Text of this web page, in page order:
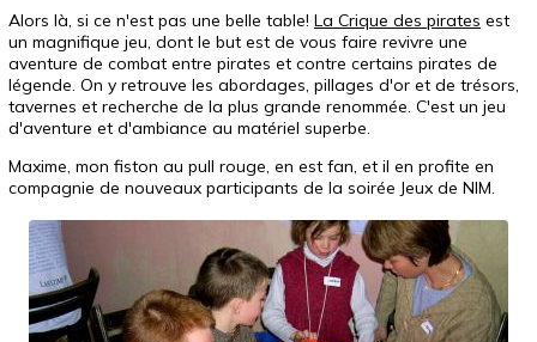
Alors là, si ce n'est pas une belle table! La Crique des pirates est
un magnifique jeu, dont le but est de vous faire revivre une
aventure de combat entre pirates et contre certains pirates de
légende. On y retrouve les abordages, pillages d'or et de trésors,
tavernes et recherche de la plus grande renommée. C'est un jeu
d'aventure et d'ambiance au matériel superbe.
Maxime, mon fiston au pull rouge, en est fan, et il en profite en
compagnie de nouveaux participants de la soirée Jeux de NIM.